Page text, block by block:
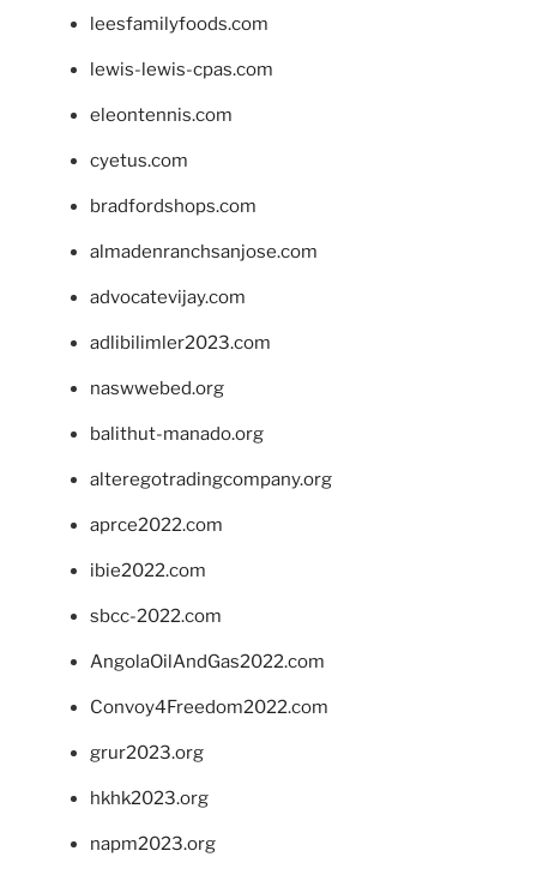
leesfamilyfoods.com
lewis-lewis-cpas.com
eleontennis.com
cyetus.com
bradfordshops.com
almadenranchsanjose.com
advocatevijay.com
adlibilimler2023.com
naswwebed.org
balithut-manado.org
alteregotradingcompany.org
aprce2022.com
ibie2022.com
sbcc-2022.com
AngolaOilAndGas2022.com
Convoy4Freedom2022.com
grur2023.org
hkhk2023.org
napm2023.org